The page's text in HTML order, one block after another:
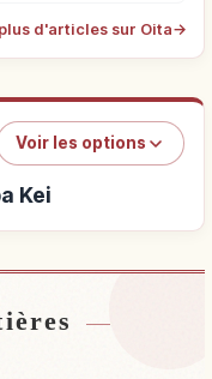
d'articles sur Oita→
Voir les options
Kei
Kei ↗